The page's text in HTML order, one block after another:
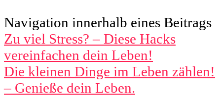
Navigation innerhalb eines Beitrags
Zu viel Stress? – Diese Hacks
vereinfachen dein Leben!
Die kleinen Dinge im Leben zählen!
– Genieße dein Leben.